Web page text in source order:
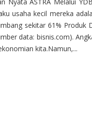
usaha kecil mereka
sekitar 61% Produk
data: bisnis.com).
kita.Namun,...